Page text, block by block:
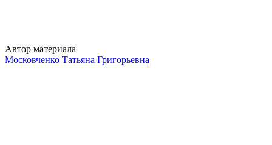
Автор материала
Московченко Татьяна Григорьевна